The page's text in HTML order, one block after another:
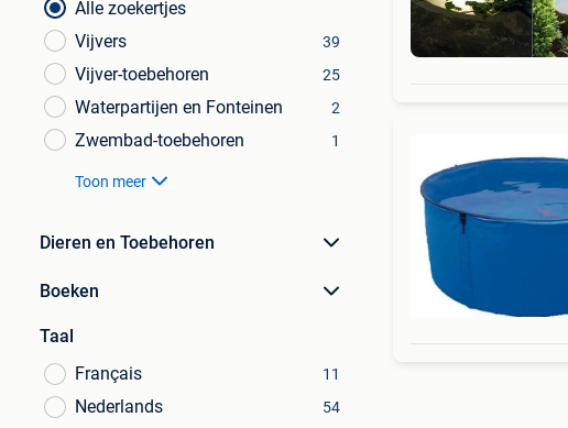
Alle zoekertjes
Vijvers
39
Vijver-toebehoren 25
Waterpartijen en Fonteinen 2
Zwembad-toebehoren 1
Toon meer
Dieren en Toebehoren
Boeken
Taal
Français
11
Nederlands 54